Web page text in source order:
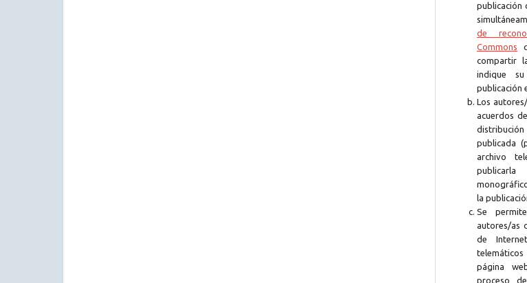
publicación
de
Commons
compartir
indique
publicación
Los
acuerdos
publicada
archivo
la
Se
autores/as
de
página
proceso